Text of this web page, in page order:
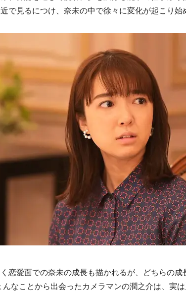
で見るにつけ、奈未の中で徐々に変化が起こり始
恋愛面での奈未の成長も描かれるが、どちらの成
んなことから出会ったカメラマンの潤之介は、実